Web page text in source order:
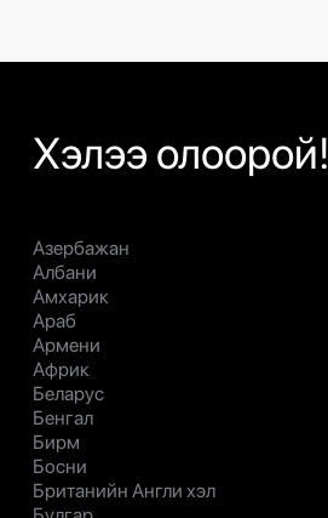
Хэлээ олоорой!
Азербажан
Албани
Амхарик
Араб
Армени
Африк
Беларус
Бенгал
Бирм
Босни
Британийн Англи хэл